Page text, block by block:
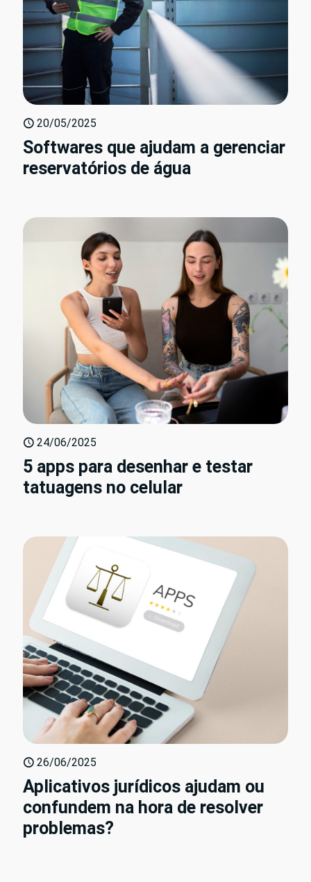
20/05/2025
Softwares que ajudam a gerenciar
reservatórios de água
24/06/2025
5 apps para desenhar e testar
tatuagens no celular
26/06/2025
Aplicativos jurídicos ajudam ou
confundem na hora de resolver
problemas?